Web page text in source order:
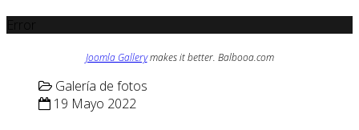
Joomla Gallerymakes it better. Balbooa.com
Galería de fotos
19 Mayo 2022